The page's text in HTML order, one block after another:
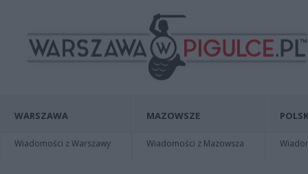
WARSZAWA
Wiadomości z Warszawy
MAZOWSZE
Wiadomości z Mazowsza